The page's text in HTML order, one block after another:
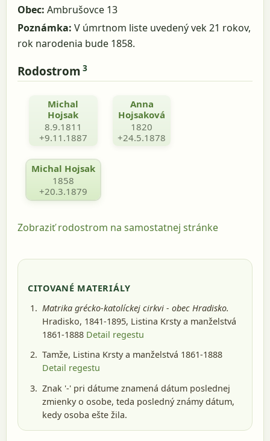
Obec: Ambrušovce 13
Poznámka: V úmrtnom liste uvedený vek 21 rokov,
rok narodenia bude 1858.
Rodostrom 3
Michal
Hojsak
8.9.1811
+9.11.1887
Anna
Hojsaková
1820
+24.5.1878
Michal Hojsak
1858
+20.3.1879
Zobraziť rodostrom na samostatnej stránke
CITOVANÉ MATERIÁLY
Matrika grécko-katolíckej cirkvi - obec Hradisko.
Hradisko, 1841-1895, Listina Krsty a manželstvá
1861-1888 Detail regestu
Tamže, Listina Krsty a manželstvá 1861-1888
Detail regestu
Znak '-' pri dátume znamená dátum poslednej
zmienky o osobe, teda posledný známy dátum,
kedy osoba ešte žila.